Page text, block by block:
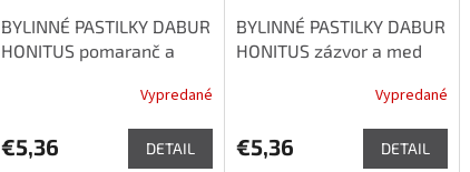
BYLINNÉ PASTILKY DABUR
HONITUS pomaranč a
Vypredané
€5,36 DETAIL
BYLINNÉ PASTILKY DABUR
HONITUS zázvor a med
Vypredané
€5,36 DETAIL